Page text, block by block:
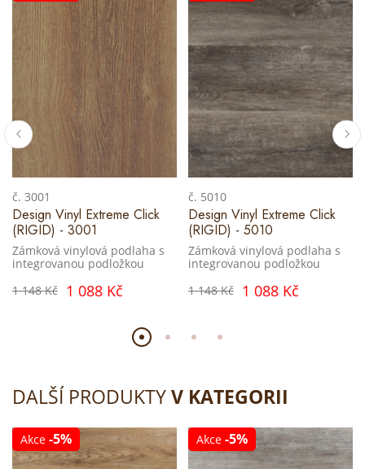
č. 3001
Design Vinyl Extreme Click
(RIGID) - 3001
Zámková vinylová podlaha s
integrovanou podložkou
1 148 Kč
1 088 Kč
č. 5010
Design Vinyl Extreme Click
(RIGID) - 5010
Zámková vinylová podlaha s
integrovanou podložkou
1 148 Kč
1 088 Kč
DALŠÍ PRODUKTYV KATEGORII
Akce -5% Akce -5%